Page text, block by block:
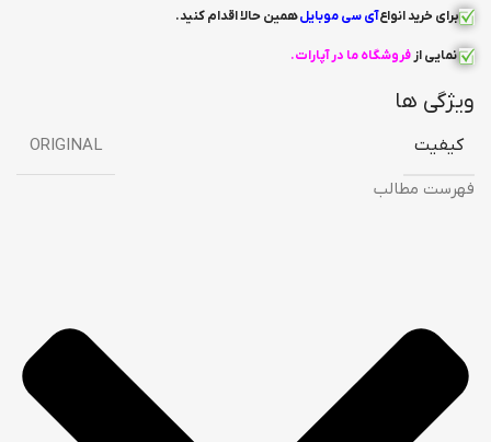
برای خرید انواعآی سیموبایلهمین حالا اقدام کنید.
نمایی از فروشگاه ما در آپارات.
ویژگی ها
کیفیت
ORIGINAL
فهرست مطالب